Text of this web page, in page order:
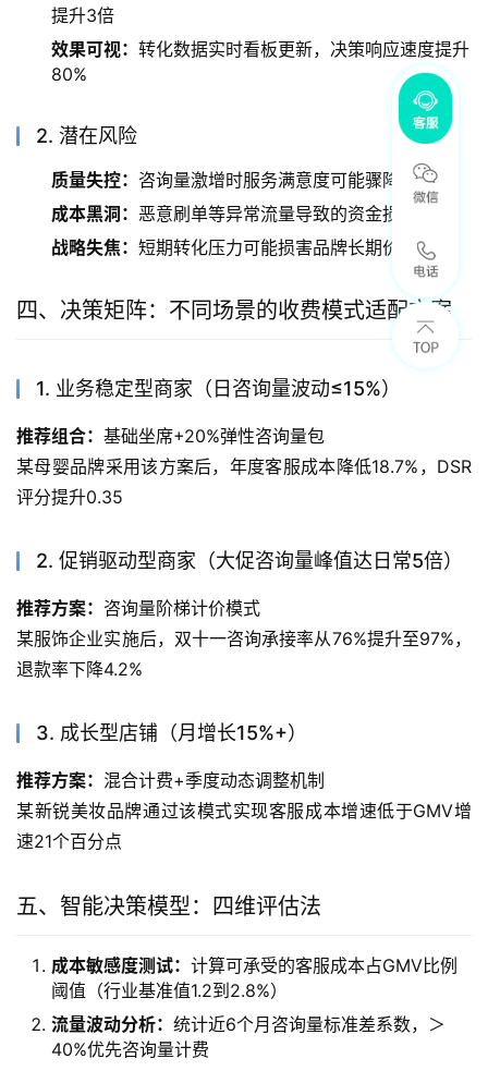
提升3倍
效果可视： 转化数据实时看板更新，决策响应速度提升
80%
2. 潜在风险
质量失控： 咨询量激增时服务满意度可能骤降35%
成本黑洞： 恶意刷单等异常流量导致的资金损失风险
战略失焦： 短期转化压力可能损害品牌长期价值建设
四、决策矩阵：不同场景的收费模式适配方案
1. 业务稳定型商家（日咨询量波动≤15%）
推荐组合： 基础坐席+20%弹性咨询量包
某母婴品牌采用该方案后，年度客服成本降低18.7%，DSR
评分提升0.35
2. 促销驱动型商家（大促咨询量峰值达日常5倍）
推荐方案： 咨询量阶梯计价模式
某服饰企业实施后，双十一咨询承接率从76%提升至97%，
退款率下降4.2%
3. 成长型店铺（月增长15%+）
推荐方案： 混合计费+季度动态调整机制
某新锐美妆品牌通过该模式实现客服成本增速低于GMV增
速21个百分点
五、智能决策模型：四维评估法
成本敏感度测试： 计算可承受的客服成本占GMV比例
阈值（行业基准值1.2到2.8%）
流量波动分析： 统计近6个月咨询量标准差系数，＞
40%优先咨询量计费